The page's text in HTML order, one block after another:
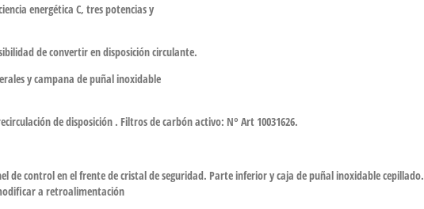
energética C, tres potencias y
de convertir en disposición circulante.
y campana de puñal inoxidable
de disposición . Filtros de carbón activo: N° Art 10031626.
de control en el frente de cristal de seguridad. Parte inferior y caja de puñal inoxidable cepillado.
a retroalimentación